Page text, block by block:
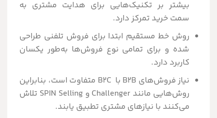
بیشتر بر تکنیک‌هایی برای هدایت مشتری به
سمت خرید تمرکز دارد.
روش خط مستقیم ابتدا برای فروش تلفنی طراحی
شده و برای تمامی نوع فروش‌ها به‌طور یکسان
کاربرد دارد.
نیاز فروش‌های B2B با B2C متفاوت است، بنابراین
روش‌هایی مانند Challenger و SPIN Selling تلاش
می‌کنند با نیازهای مشتری تطبیق یابند.